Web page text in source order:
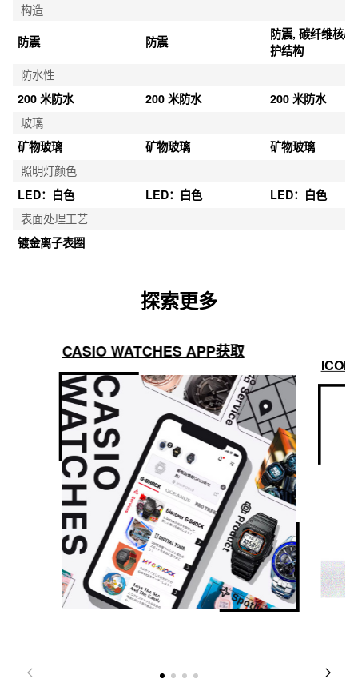
构造
防震
防震
防震, 碳纤维核心
护结构
防水性
200 米防水
200 米防水
200 米防水
玻璃
矿物玻璃
矿物玻璃
矿物玻璃
照明灯颜色
LED：白色
LED：白色
LED：白色
表面处理工艺
镀金离子表圈
探索更多
CASIO WATCHES APP获取